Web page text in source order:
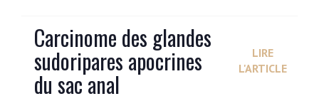
Carcinome des glandes
sudoripares apocrines
du sac anal
LIRE
L'ARTICLE